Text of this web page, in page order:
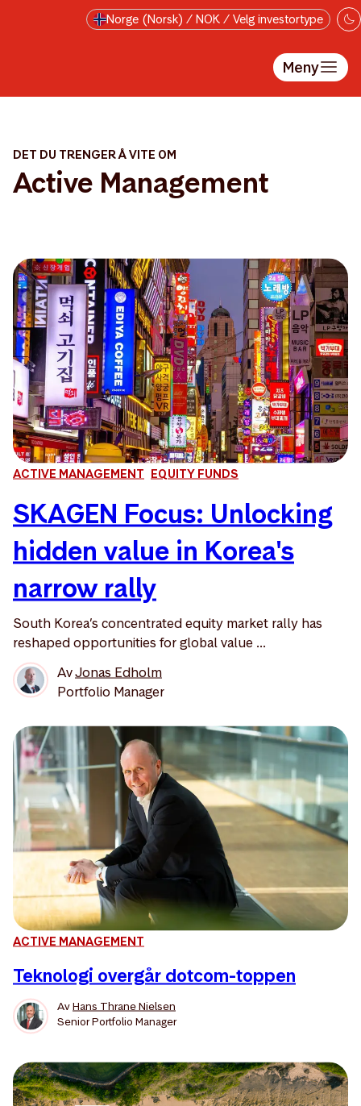
Hopp til hovedinnholdetNorge (Norsk) / NOK / Velg investortype
Meny
DET DU TRENGER Å VITE OM
Active Management
ACTIVE MANAGEMENT EQUITY FUNDS
SKAGEN Focus: Unlocking
hidden value in Korea's
narrow rally
South Korea’s concentrated equity market rally has
reshaped opportunities for global value ...
AvJonas Edholm
Portfolio Manager
ACTIVE MANAGEMENT
Teknologi overgår dotcom-toppen
AvHans Thrane Nielsen
Senior Portfolio Manager